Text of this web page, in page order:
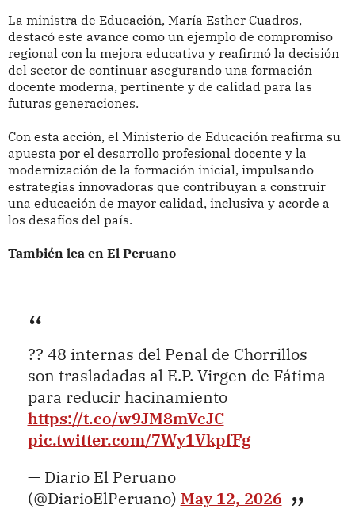
La ministra de Educación, María Esther Cuadros,
destacó este avance como un ejemplo de compromiso
regional con la mejora educativa y reafirmó la decisión
del sector de continuar asegurando una formación
docente moderna, pertinente y de calidad para las
futuras generaciones.
Con esta acción, el Ministerio de Educación reafirma su
apuesta por el desarrollo profesional docente y la
modernización de la formación inicial, impulsando
estrategias innovadoras que contribuyan a construir
una educación de mayor calidad, inclusiva y acorde a
los desafíos del país.
También lea en El Peruano
?? 48 internas del Penal de Chorrillos
son trasladadas al E.P. Virgen de Fátima
para reducir hacinamiento
https://t.co/w9JM8mVcJC
pic.twitter.com/7Wy1VkpfFg
— Diario El Peruano
(@DiarioElPeruano) May 12, 2026